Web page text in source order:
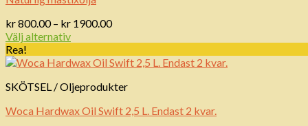
kr800.00 – kr 1900.00Prisintervall:
kr 1900.00
Välj alternativ
Rea!
SKÖTSEL / Oljeprodukter
Woca Hardwax Oil Swift 2,5 L. Endast 2 kvar.